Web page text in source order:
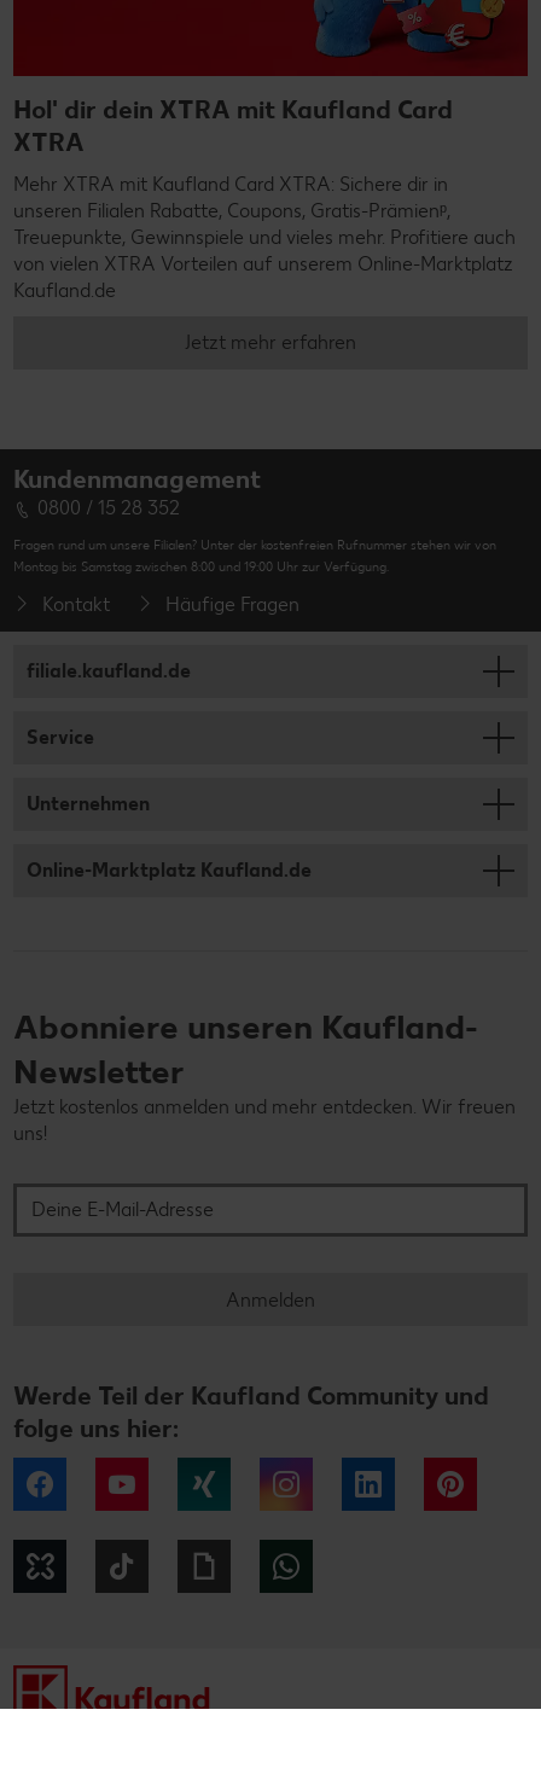
Hol' dir dein XTRA mit Kaufland Card
XTRA
Mehr XTRA mit Kaufland Card XTRA: Sichere dir in
unseren Filialen Rabatte, Coupons, Gratis-Prämienᵖ,
Treuepunkte, Gewinnspiele und vieles mehr. Profitiere auch
von vielen XTRA Vorteilen auf unserem Online-Marktplatz
Kaufland.de
Jetzt mehr erfahren
Kundenmanagement
0800 / 15 28 352
Fragen rund um unsere Filialen? Unter der kostenfreien Rufnummer stehen wir von
Montag bis Samstag zwischen 8:00 und 19:00 Uhr zur Verfügung.
Kontakt Häufige Fragen
filiale.kaufland.de
Service
Unternehmen
Online-Marktplatz Kaufland.de
Abonniere unseren Kaufland-
Newsletter
Jetzt kostenlos anmelden und mehr entdecken. Wir freuen
uns!
Anmelden
Werde Teil der Kaufland Community und
folge uns hier:
Facebook YouTube Instagram LinkedIn
Kununu Giphy